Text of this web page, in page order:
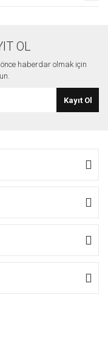
OL
haberdar olmak için
Kayıt Ol